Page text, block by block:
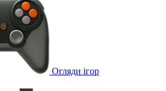
Огляди ігор